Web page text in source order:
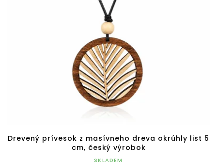
Drevený prívesok z masívneho dreva okrúhly list 5
cm, český výrobok
SKLADEM